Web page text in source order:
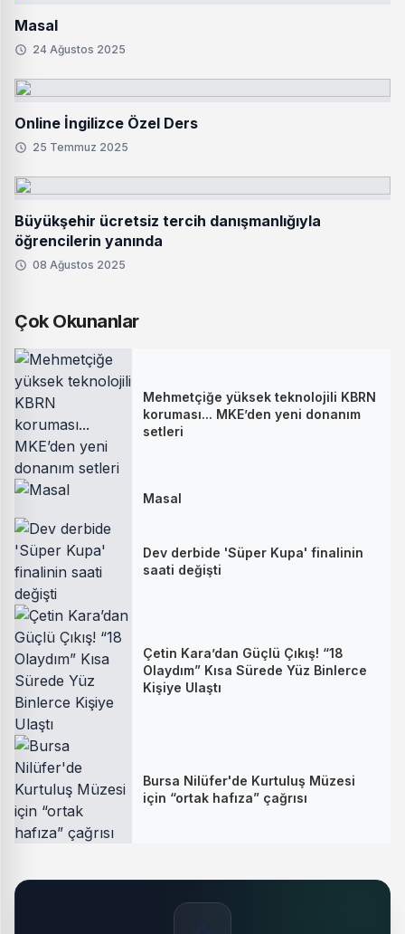
Masal
24 Ağustos 2025
Online İngilizce Özel Ders
25 Temmuz 2025
Büyükşehir ücretsiz tercih danışmanlığıyla
öğrencilerin yanında
08 Ağustos 2025
Çok Okunanlar
Mehmetçiğe yüksek teknolojili KBRN
koruması... MKE’den yeni donanım
setleri
Masal
Dev derbide 'Süper Kupa' finalinin
saati değişti
Çetin Kara’dan Güçlü Çıkış! “18
Olaydım” Kısa Sürede Yüz Binlerce
Kişiye Ulaştı
Bursa Nilüfer'de Kurtuluş Müzesi
için “ortak hafıza” çağrısı